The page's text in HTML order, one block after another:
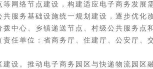
网络节点建设，构建适应电子商务发
服务基础设施统一规划建设，逐步优
中心、乡镇递送节点、村级公共服务
任单位：省商务厅、住建厅、公安厅
。推动电子商务园区与快递物流园区